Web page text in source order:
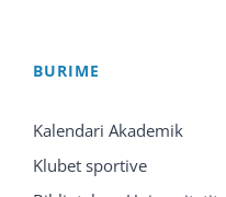
BURIME
Kalendari Akademik
Klubet sportive